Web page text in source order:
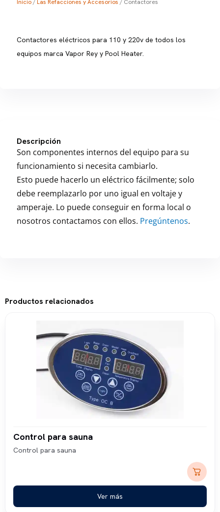
Inicio/Las Refacciones y Accesorios / Contactores
Contactores eléctricos para 110 y 220v de todos los
equipos marca Vapor Rey y Pool Heater.
Descripción
Son componentes internos del equipo para su
funcionamiento si necesita cambiarlo.
Esto puede hacerlo un eléctrico fácilmente; solo
debe reemplazarlo por uno igual en voltaje y
amperaje. Lo puede conseguir en forma local o
nosotros contactamos con ellos. Pregúntenos.
Productos relacionados
Control para sauna
Control para sauna
Ver más